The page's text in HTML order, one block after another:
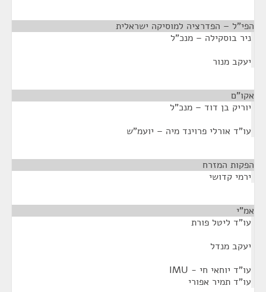
הפי"ל – הפדרציה למוסיקה ישראלית
ניר בוסקילה – מנכ"ל
יעקב מנור
אקו"ם
יוריק בן דוד – מנכ"ל
עו"ד אורלי פרוינד מיה – יועמ"ש
הפקות המזרח
ירמי קדושי
אמ"י
עו"ד ליטל פורת
יעקב מנדל
עו"ד יוחאי חי - IMU
עו"ד תמיר אפורי